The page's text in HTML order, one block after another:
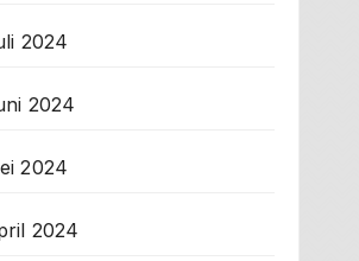
2024
2024
2024
2024